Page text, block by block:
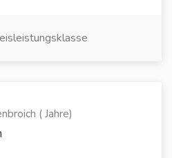
( Jahre)